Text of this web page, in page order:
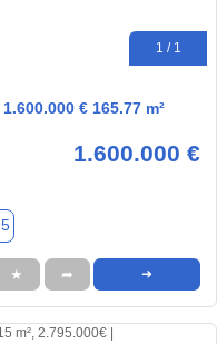
1 / 1
€ 165.77 m²
1.600.000 €
★ ➦ ➜